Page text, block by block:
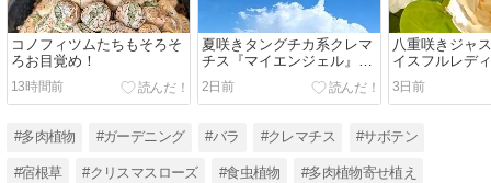
コノフィツムたちもそろそ
ろお目覚め！
13時間前
夏咲きタングチカ系クレマ
チス『マイエンジェル』と
毎日水やり多肉は元気！
2日前
八重咲きジャ
イスフルレデ
とマランタ『
ム』の小さな
3日前
#多肉植物 #ガーデニング #バラ #クレマチス #サボテン
#宿根草 #クリスマスローズ #食虫植物 #多肉植物寄せ植え